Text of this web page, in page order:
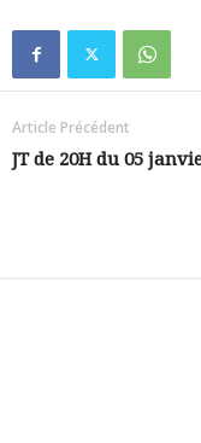
Article Précédent
JT de 20H du 05